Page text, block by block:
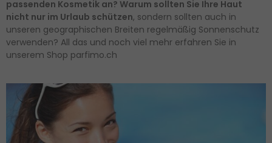
passenden Kosmetik an? Warum sollten Sie Ihre Haut
nicht nur im Urlaub schützen, sondern sollten auch in
unseren geographischen Breiten regelmäßig Sonnenschutz
verwenden? All das und noch viel mehr erfahren Sie in
unserem Shop parfimo.ch